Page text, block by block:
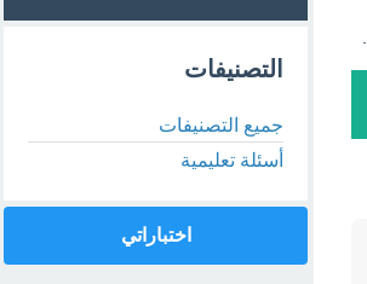
التصنيفات
جميع التصنيفات
أسئلة تعليمية
اختباراتي